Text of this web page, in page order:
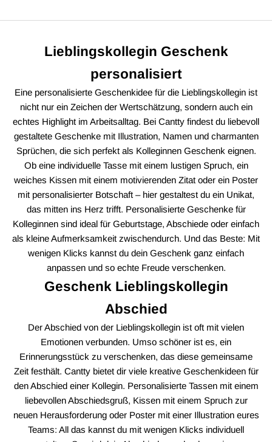
Lieblingskollegin Geschenk
personalisiert
Eine personalisierte Geschenkidee für die Lieblingskollegin ist
nicht nur ein Zeichen der Wertschätzung, sondern auch ein
echtes Highlight im Arbeitsalltag. Bei Cantty findest du liebevoll
gestaltete Geschenke mit Illustration, Namen und charmanten
Sprüchen, die sich perfekt als Kolleginnen Geschenk eignen.
Ob eine individuelle Tasse mit einem lustigen Spruch, ein
weiches Kissen mit einem motivierenden Zitat oder ein Poster
mit personalisierter Botschaft – hier gestaltest du ein Unikat,
das mitten ins Herz trifft. Personalisierte Geschenke für
Kolleginnen sind ideal für Geburtstage, Abschiede oder einfach
als kleine Aufmerksamkeit zwischendurch. Und das Beste: Mit
wenigen Klicks kannst du dein Geschenk ganz einfach
anpassen und so echte Freude verschenken.
Geschenk Lieblingskollegin
Abschied
Der Abschied von der Lieblingskollegin ist oft mit vielen
Emotionen verbunden. Umso schöner ist es, ein
Erinnerungsstück zu verschenken, das diese gemeinsame
Zeit festhält. Cantty bietet dir viele kreative Geschenkideen für
den Abschied einer Kollegin. Personalisierte Tassen mit einem
liebevollen Abschiedsgruß, Kissen mit einem Spruch zur
neuen Herausforderung oder Poster mit einer Illustration eures
Teams: All das kannst du mit wenigen Klicks individuell